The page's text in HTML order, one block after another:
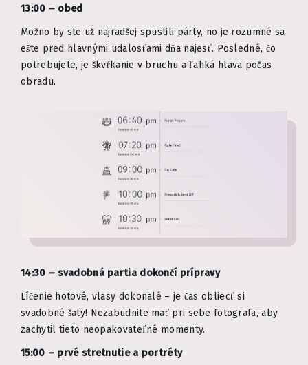
13:00 – obed
Možno by ste už najradšej spustili párty, no je rozumné sa
ešte pred hlavnými udalosťami dňa najesť. Posledné, čo
potrebujete, je škvŕkanie v bruchu a ľahká hlava počas
obradu.
14:30 – svadobná partia dokončí prípravy
Líčenie hotové, vlasy dokonalé – je čas obliecť si
svadobné šaty! Nezabudnite mať pri sebe fotografa, aby
zachytil tieto neopakovateľné momenty.
15:00 – prvé stretnutie a portréty